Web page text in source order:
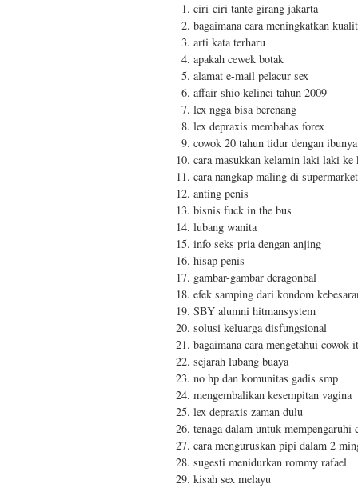
ciri-ciri tante girang jakarta
bagaimana cara meningkatkan
arti kata terharu
apakah cewek botak
alamat e-mail pelacur sex
affair shio kelinci tahun 2009
lex ngga bisa berenang
lex depraxis membahas forex
cowok 20 tahun tidur dengan ibunya
cara masukkan kelamin laki laki ke
cara nangkap maling di supermarket
anting penis
bisnis fuck in the bus
lubang wanita
info seks pria dengan anjing
hisap penis
gambar-gambar deragonbal
efek samping dari kondom
SBY alumni hitmansystem
solusi keluarga disfungsional
bagaimana cara mengetahui cowok
sejarah lubang buaya
no hp dan komunitas gadis smp
mengembalikan kesempitan vagina
lex depraxis zaman dulu
tenaga dalam untuk mempengaruhi
cara menguruskan pipi dalam 2
sugesti menidurkan rommy rafael
kisah sex melayu